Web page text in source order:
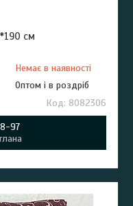
см
Немає в наявності
Оптом і в роздріб
8082306
97